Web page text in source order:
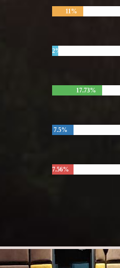
11%
2%
17.73%
7.5%
7.56%